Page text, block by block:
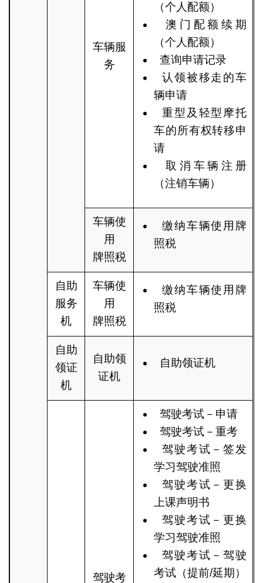
车辆服
务
（个人配额）
澳门配额续期
（个人配额）
查询申请记录
认领被移走的车
辆申请
重型及轻型摩托
车的所有权转移申
请
取消车辆注册
（注销车辆）
车辆使
用
牌照税
缴纳车辆使用牌
照税
自助
服务
机
车辆使
用
牌照税
缴纳车辆使用牌
照税
自助
领证
机
自助领
证机
自助领证机
驾驶考
驾驶考试－申请
驾驶考试－重考
驾驶考试－签发
学习驾驶准照
驾驶考试－更换
上课声明书
驾驶考试－更换
学习驾驶准照
驾驶考试－驾驶
考试（提前/延期）